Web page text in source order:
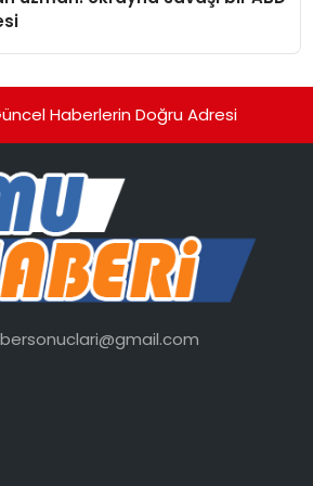
Haberlerin Doğru Adresi